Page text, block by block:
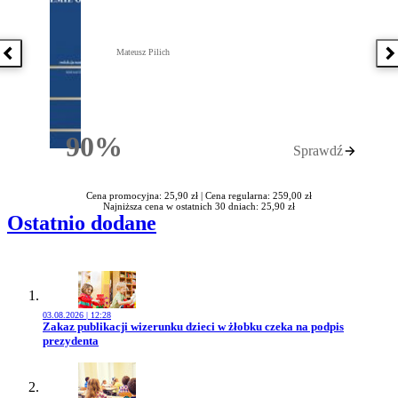
Poprzednia książka
90%Rabatu
Mateusz Pilich
Sprawdź
Cena promocyjna: 25,90 zł | Cena regularna: 259,00 zł
Najniższa cena w ostatnich 30 dniach: 25,90 zł
Ostatnio dodane
03.08.2026 | 12:28
Przejdź do artykułu:
Zakaz publikacji wizerunku dzieci w żłobku czeka na podpis
prezydenta